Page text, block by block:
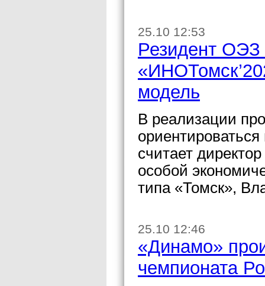
25.10 12:53
Резидент ОЭЗ
модель
В реализации
считает
особой
типа «Томск»,
25.10 12:46
«Динамо»
чемпионата